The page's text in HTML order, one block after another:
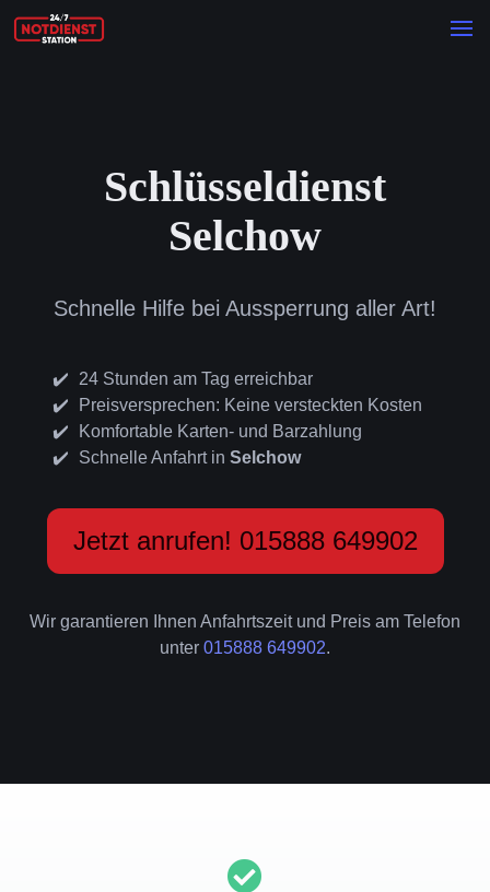
Schlüsseldienst
Selchow
Schnelle Hilfe bei Aussperrung aller Art!
24 Stunden am Tag erreichbar
Preisversprechen: Keine versteckten Kosten
Komfortable Karten- und Barzahlung
Schnelle Anfahrt in Selchow
Jetzt anrufen! 015888 649902
Wir garantieren Ihnen Anfahrtszeit und Preis am Telefon
unter 015888 649902.